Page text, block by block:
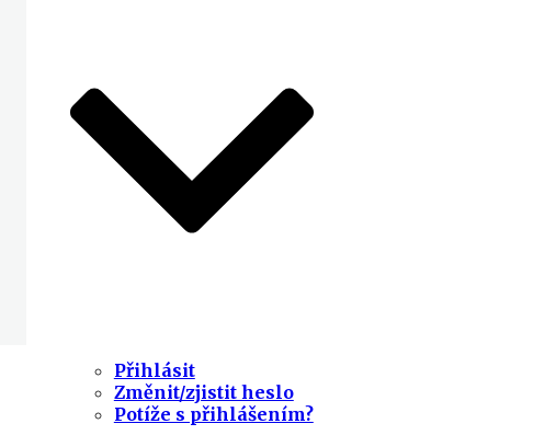
Přihlásit
Změnit/zjistit heslo
Potíže s přihlášením?